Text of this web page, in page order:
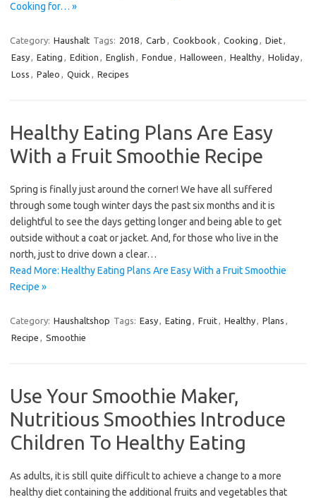
Cooking for… »
Category: Haushalt Tags: 2018, Carb , Cookbook , Cooking , Diet,
Easy, Eating , Edition , English , Fondue , Halloween , Healthy, Holiday,
Loss , Paleo , Quick , Recipes
Healthy Eating Plans Are Easy
With a Fruit Smoothie Recipe
Spring is finally just around the corner! We have all suffered
through some tough winter days the past six months and it is
delightful to see the days getting longer and being able to get
outside without a coat or jacket. And, for those who live in the
north, just to drive down a clear…
Read More: Healthy Eating Plans Are Easy With a Fruit Smoothie
Recipe »
Category: Haushaltshop Tags: Easy, Eating , Fruit, Healthy, Plans ,
Recipe , Smoothie
Use Your Smoothie Maker,
Nutritious Smoothies Introduce
Children To Healthy Eating
As adults, it is still quite difficult to achieve a change to a more
healthy diet containing the additional fruits and vegetables that